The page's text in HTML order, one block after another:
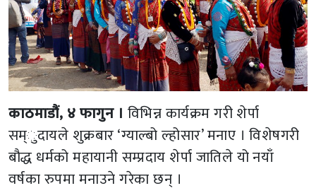
काठमाडौं, ४ फागुन । विभिन्न कार्यक्रम गरी शेर्पा
सम्ुदायले शुक्रबार ‘ग्याल्बो ल्होसार’ मनाए । विशेषगरी
बौद्ध धर्मको महायानी सम्प्रदाय शेर्पा जातिले यो नयाँ
वर्षका रुपमा मनाउने गरेका छन् ।